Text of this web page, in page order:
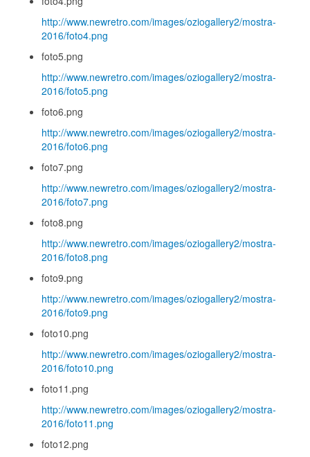
http://www.newretro.com/images/oziogallery2/mostra-
2016/foto4.png
foto5.png
http://www.newretro.com/images/oziogallery2/mostra-
2016/foto5.png
foto6.png
http://www.newretro.com/images/oziogallery2/mostra-
2016/foto6.png
foto7.png
http://www.newretro.com/images/oziogallery2/mostra-
2016/foto7.png
foto8.png
http://www.newretro.com/images/oziogallery2/mostra-
2016/foto8.png
foto9.png
http://www.newretro.com/images/oziogallery2/mostra-
2016/foto9.png
foto10.png
http://www.newretro.com/images/oziogallery2/mostra-
2016/foto10.png
foto11.png
http://www.newretro.com/images/oziogallery2/mostra-
2016/foto11.png
foto12.png